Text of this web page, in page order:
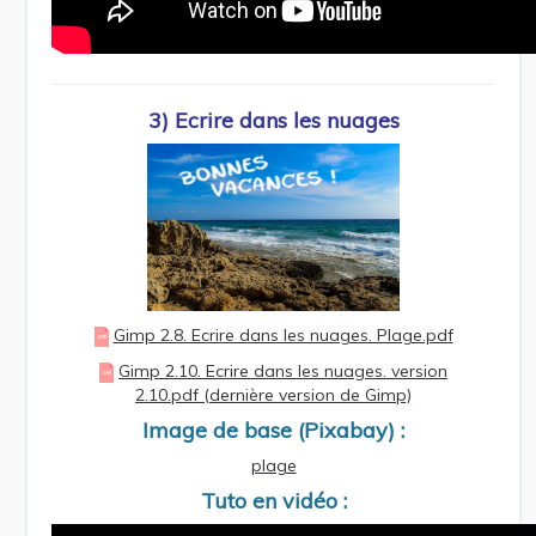
3) Ecriredans les nuages
Gimp 2.8. Ecrire dans les nuages. Plage.pdf
Gimp 2.10. Ecrire dans les nuages. version
2.10.pdf (dernière version de Gimp)
Image de base (Pixabay) :
plage
Tuto en vidéo :